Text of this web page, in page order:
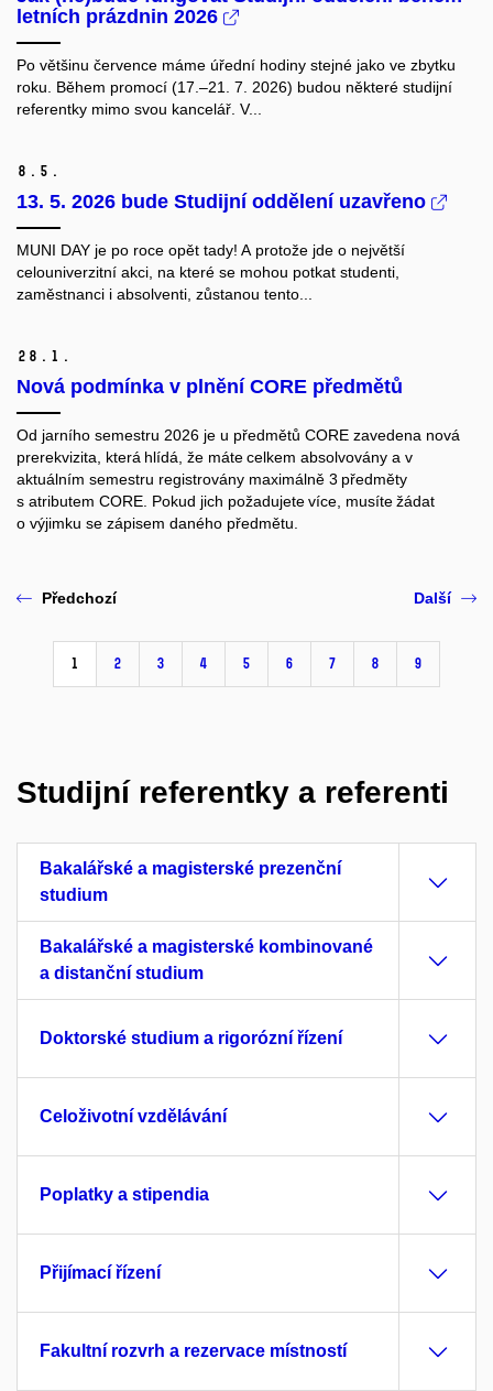
letních prázdnin 2026
Po většinu července máme úřední hodiny stejné jako ve zbytku
roku. Během promocí (17.–21. 7. 2026) budou některé studijní
referentky mimo svou kancelář. V...
8. 5.
13. 5. 2026 bude Studijní oddělení uzavřeno
MUNI DAY je po roce opět tady! A protože jde o největší
celouniverzitní akci, na které se mohou potkat studenti,
zaměstnanci i absolventi, zůstanou tento...
28. 1.
Nová podmínka v plnění CORE předmětů
Od jarního semestru 2026 je u předmětů CORE zavedena nová
prerekvizita, která hlídá, že máte celkem absolvovány a v
aktuálním semestru registrovány maximálně 3 předměty
s atributem CORE. Pokud jich požadujete více, musíte žádat
o výjimku se zápisem daného předmětu.
Předchozí
1 2 3 4 5 6 7 8 9
Další
Studijní referentky a referenti
Bakalářské a magisterské prezenční
studium
Bakalářské a magisterské kombinované
a distanční studium
Doktorské studium a rigorózní řízení
Celoživotní vzdělávání
Poplatky a stipendia
Přijímací řízení
Fakultní rozvrh a rezervace místností